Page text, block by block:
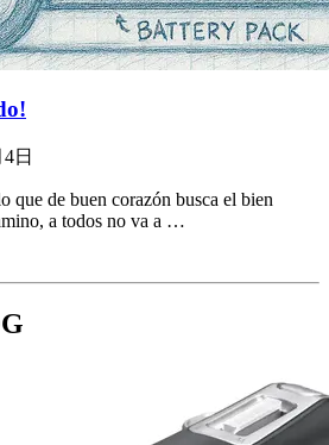
日
que de buen corazón busca el bien
a todos no va a …